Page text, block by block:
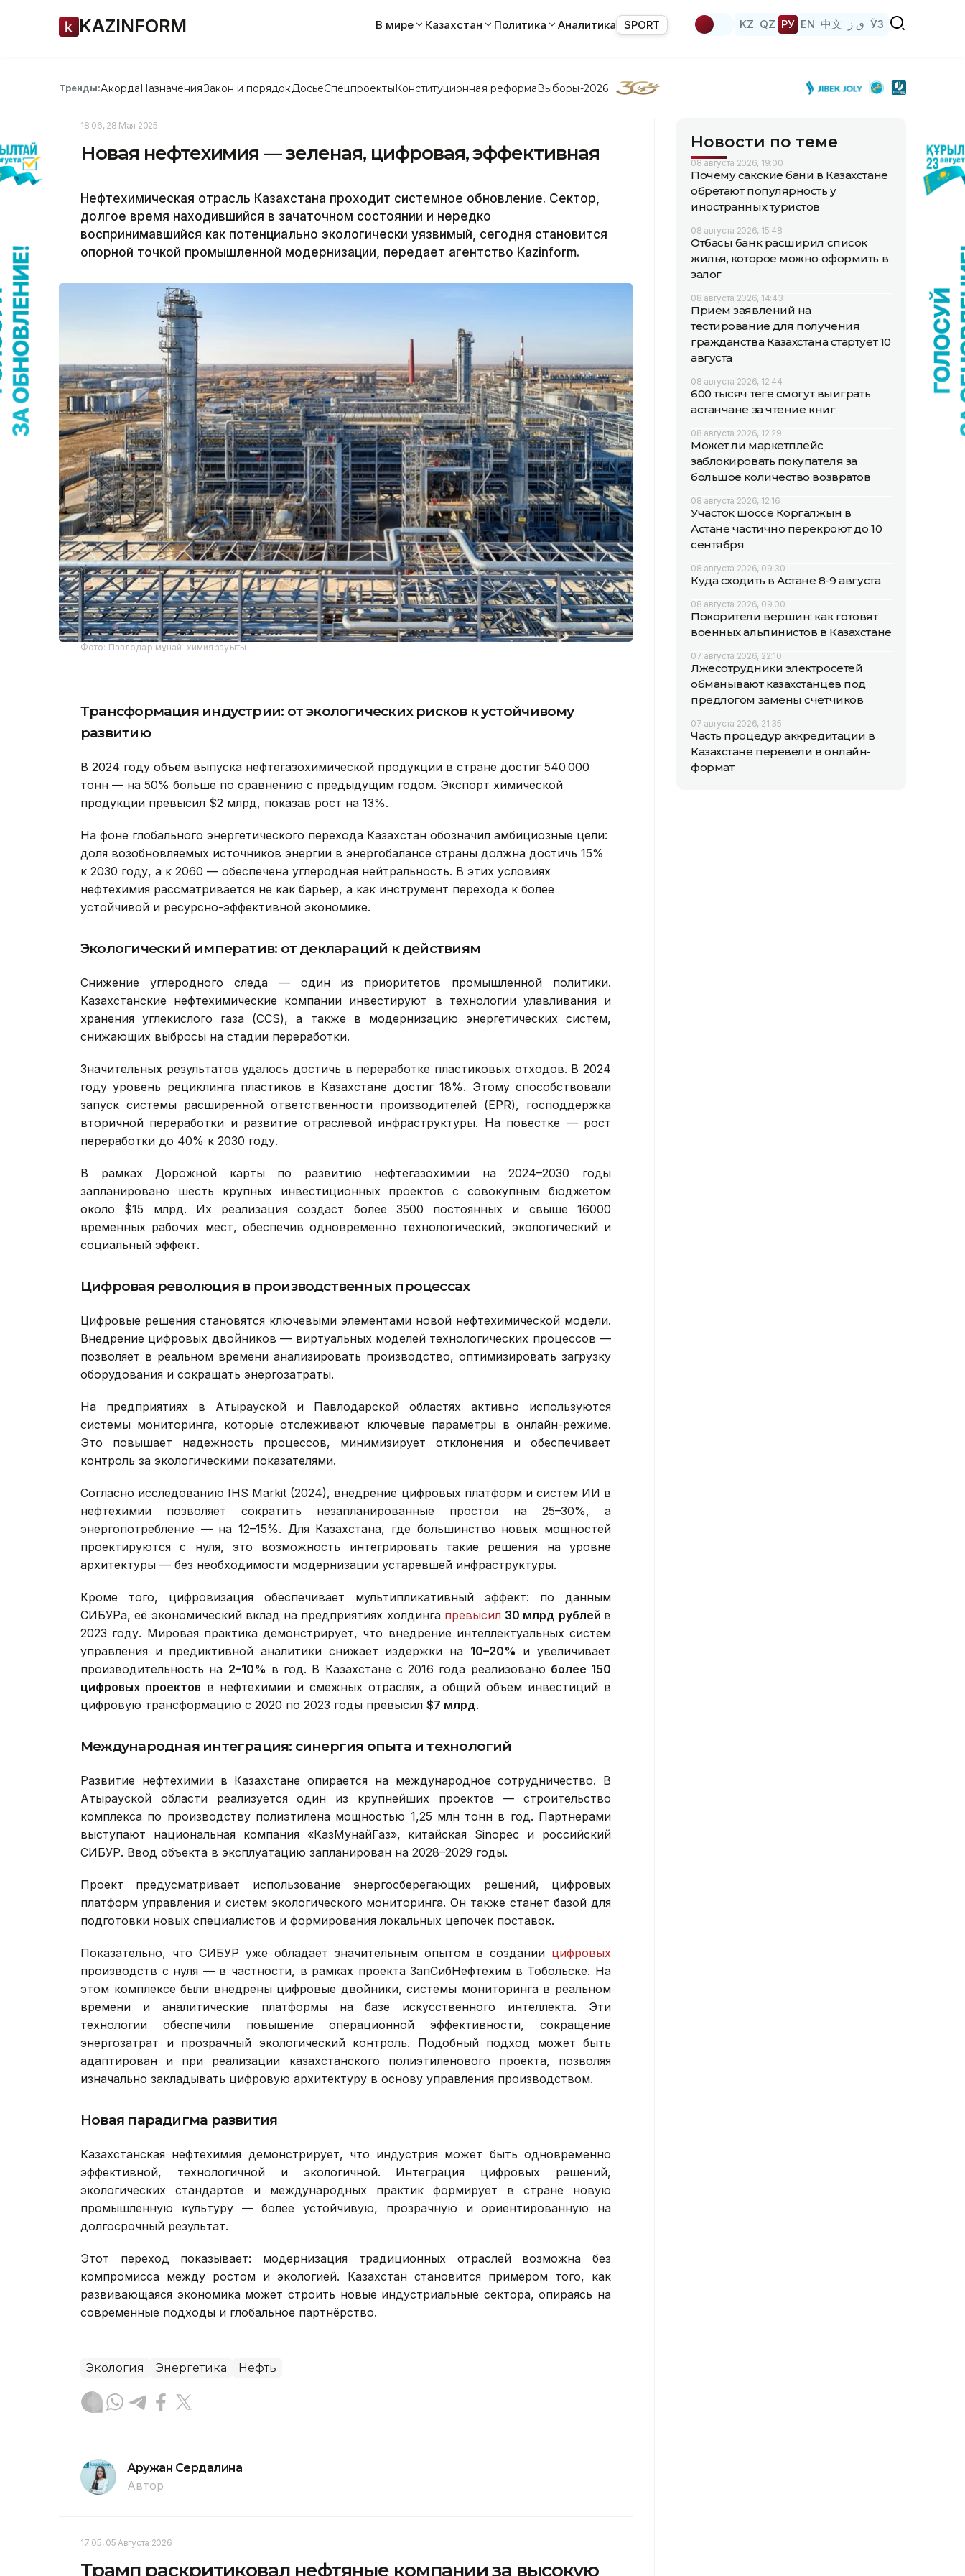
KAZINFORM В мире Казахстан Политика Аналитика SPORT KZ QZ РУ EN 中文 ق ز ЎЗ
Тренды:АкордаНазначенияЗакон и порядок ДосьеСпецпроектыКонституционная реформаВыборы-2026
18:06, 28 Мая 2025
Новая нефтехимия — зеленая, цифровая, эффективная
Нефтехимическая отрасль Казахстана проходит системное обновление. Сектор,
долгое время находившийся в зачаточном состоянии и нередко
воспринимавшийся как потенциально экологически уязвимый, сегодня становится
опорной точкой промышленной модернизации, передает агентство Kazinform.
Фото: Павлодар мұнай-химия зауыты
Трансформация индустрии: от экологических рисков к устойчивому
развитию
В 2024 году объём выпуска нефтегазохимической продукции в стране достиг 540 000
тонн — на 50% больше по сравнению с предыдущим годом. Экспорт химической
продукции превысил $2 млрд, показав рост на 13%.
На фоне глобального энергетического перехода Казахстан обозначил амбициозные цели:
доля возобновляемых источников энергии в энергобалансе страны должна достичь 15%
к 2030 году, а к 2060 — обеспечена углеродная нейтральность. В этих условиях
нефтехимия рассматривается не как барьер, а как инструмент перехода к более
устойчивой и ресурсно-эффективной экономике.
Экологический императив: от деклараций к действиям
Снижение углеродного следа — один из приоритетов промышленной политики.
Казахстанские нефтехимические компании инвестируют в технологии улавливания и
хранения углекислого газа (CCS), а также в модернизацию энергетических систем,
снижающих выбросы на стадии переработки.
Значительных результатов удалось достичь в переработке пластиковых отходов. В 2024
году уровень рециклинга пластиков в Казахстане достиг 18%. Этому способствовали
запуск системы расширенной ответственности производителей (EPR), господдержка
вторичной переработки и развитие отраслевой инфраструктуры. На повестке — рост
переработки до 40% к 2030 году.
В рамках Дорожной карты по развитию нефтегазохимии на 2024–2030 годы
запланировано шесть крупных инвестиционных проектов с совокупным бюджетом
около $15 млрд. Их реализация создаст более 3500 постоянных и свыше 16000
временных рабочих мест, обеспечив одновременно технологический, экологический и
социальный эффект.
Цифровая революция в производственных процессах
Цифровые решения становятся ключевыми элементами новой нефтехимической модели.
Внедрение цифровых двойников — виртуальных моделей технологических процессов —
позволяет в реальном времени анализировать производство, оптимизировать загрузку
оборудования и сокращать энергозатраты.
На предприятиях в Атырауской и Павлодарской областях активно используются
системы мониторинга, которые отслеживают ключевые параметры в онлайн-режиме.
Это повышает надежность процессов, минимизирует отклонения и обеспечивает
контроль за экологическими показателями.
Согласно исследованию IHS Markit (2024), внедрение цифровых платформ и систем ИИ в
нефтехимии позволяет сократить незапланированные простои на 25–30%, а
энергопотребление — на 12–15%. Для Казахстана, где большинство новых мощностей
проектируются с нуля, это возможность интегрировать такие решения на уровне
архитектуры — без необходимости модернизации устаревшей инфраструктуры.
Кроме того, цифровизация обеспечивает мультипликативный эффект: по данным
СИБУРа, её экономический вклад на предприятиях холдинга превысил 30 млрд рублей в
2023 году. Мировая практика демонстрирует, что внедрение интеллектуальных систем
управления и предиктивной аналитики снижает издержки на 10–20% и увеличивает
производительность на 2–10% в год. В Казахстане с 2016 года реализовано более 150
цифровых проектов в нефтехимии и смежных отраслях, а общий объем инвестиций в
цифровую трансформацию с 2020 по 2023 годы превысил $7 млрд.
Международная интеграция: синергия опыта и технологий
Развитие нефтехимии в Казахстане опирается на международное сотрудничество. В
Атырауской области реализуется один из крупнейших проектов — строительство
комплекса по производству полиэтилена мощностью 1,25 млн тонн в год. Партнерами
выступают национальная компания «КазМунайГаз», китайская Sinopec и российский
СИБУР. Ввод объекта в эксплуатацию запланирован на 2028–2029 годы.
Проект предусматривает использование энергосберегающих решений, цифровых
платформ управления и систем экологического мониторинга. Он также станет базой для
подготовки новых специалистов и формирования локальных цепочек поставок.
Показательно, что СИБУР уже обладает значительным опытом в создании цифровых
производств с нуля — в частности, в рамках проекта ЗапСибНефтехим в Тобольске. На
этом комплексе были внедрены цифровые двойники, системы мониторинга в реальном
времени и аналитические платформы на базе искусственного интеллекта. Эти
технологии обеспечили повышение операционной эффективности, сокращение
энергозатрат и прозрачный экологический контроль. Подобный подход может быть
адаптирован и при реализации казахстанского полиэтиленового проекта, позволяя
изначально закладывать цифровую архитектуру в основу управления производством.
Новая парадигма развития
Казахстанская нефтехимия демонстрирует, что индустрия может быть одновременно
эффективной, технологичной и экологичной. Интеграция цифровых решений,
экологических стандартов и международных практик формирует в стране новую
промышленную культуру — более устойчивую, прозрачную и ориентированную на
долгосрочный результат.
Этот переход показывает: модернизация традиционных отраслей возможна без
компромисса между ростом и экологией. Казахстан становится примером того, как
развивающаяся экономика может строить новые индустриальные сектора, опираясь на
современные подходы и глобальное партнёрство.
Экология Энергетика Нефть
Аружан Сердалина
Автор
17:05, 05 Августа 2026
Трамп раскритиковал нефтяные компании за высокую
Новости по теме
08 августа 2026, 19:00
Почему сакские бани в Казахстане
обретают популярность у
иностранных туристов
08 августа 2026, 15:48
Отбасы банк расширил список
жилья, которое можно оформить в
залог
08 августа 2026, 14:43
Прием заявлений на
тестирование для получения
гражданства Казахстана стартует 10
августа
08 августа 2026, 12:44
600 тысяч теңге смогут выиграть
астанчане за чтение книг
08 августа 2026, 12:29
Может ли маркетплейс
заблокировать покупателя за
большое количество возвратов
08 августа 2026, 12:16
Участок шоссе Коргалжын в
Астане частично перекроют до 10
сентября
08 августа 2026, 09:30
Куда сходить в Астане 8-9 августа
08 августа 2026, 09:00
Покорители вершин: как готовят
военных альпинистов в Казахстане
07 августа 2026, 22:10
Лжесотрудники электросетей
обманывают казахстанцев под
предлогом замены счетчиков
07 августа 2026, 21:35
Часть процедур аккредитации в
Казахстане перевели в онлайн-
формат